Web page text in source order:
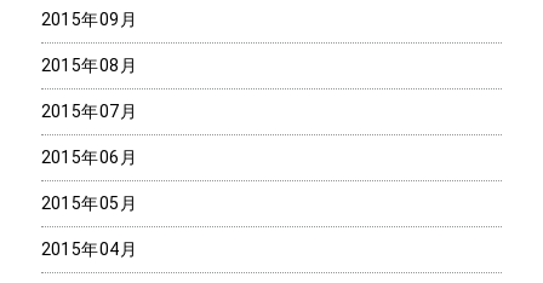
2015年09月
2015年08月
2015年07月
2015年06月
2015年05月
2015年04月